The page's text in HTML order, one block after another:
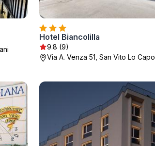
Hotel Biancolilla
9.8 (9)
Via A. Venza 51, San Vito Lo Capo